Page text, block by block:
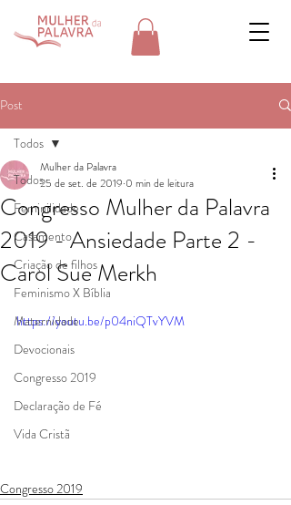
Post
Todos
Feminilidade
Casamento
Criação de filhos
Feminismo X Bíblia
Maternidade
Devocionais
Congresso 2019
Declaração de Fé
Vida Cristã
Todos
Congresso Mulher da Palavra
2019 - Ansiedade Parte 2 -
Carol Sue Merkh
Mulher da Palavra
25 de set. de 2019 0 min de leitura
https://youtu.be/p04niQTvYVM
Congresso 2019